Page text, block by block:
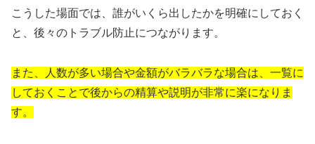
こうした場面では、誰がいくら出したかを明確にしておく
と、後々のトラブル防止につながります。
また、人数が多い場合や金額がバラバラな場合は、一覧に
しておくことで後からの精算や説明が非常に楽になりま
す。